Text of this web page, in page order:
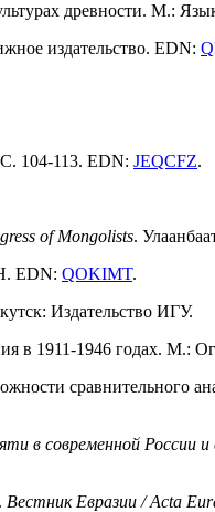
древности. М.:
издательство. EDN:
104-113. EDN: JEQCFZ.
of Mongolists.
EDN: QOKIMT.
Издательство ИГУ.
в 1911-1946 годах. М.:
сравнительного
в современной
Вестник Евразии / Acta